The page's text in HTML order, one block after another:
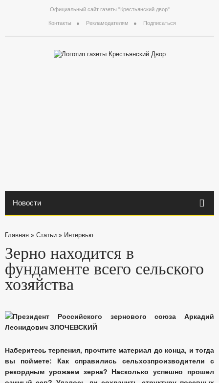
Официальный сайт газеты "Крестьянский двор"
Контакты Рекламодателям Подписаться
Новости
Главная » Статьи » Интервью
Зерно находится в
фундаменте всего сельского
хозяйства
Наберитесь терпения, прочтите материал до конца, и тогда
вы поймете: Как справились сельхозпроизводители с
рекордным урожаем зерна? Насколько успешно прошел